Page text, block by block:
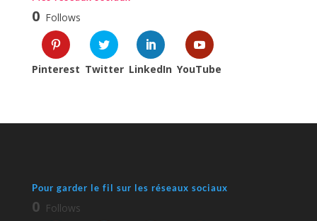
0 Follows
Pinterest Twitter LinkedIn YouTube
Pour garder le fil sur les réseaux sociaux
0 Follows